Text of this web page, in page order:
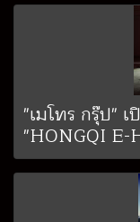
"เมโทร กรุ๊ป"
"HONGQI E-